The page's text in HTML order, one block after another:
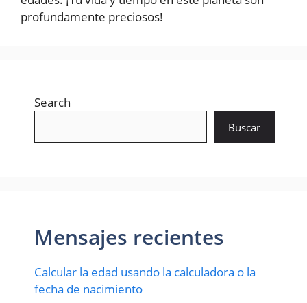
profundamente preciosos!
Search
Buscar
Mensajes recientes
Calcular la edad usando la calculadora o la
fecha de nacimiento